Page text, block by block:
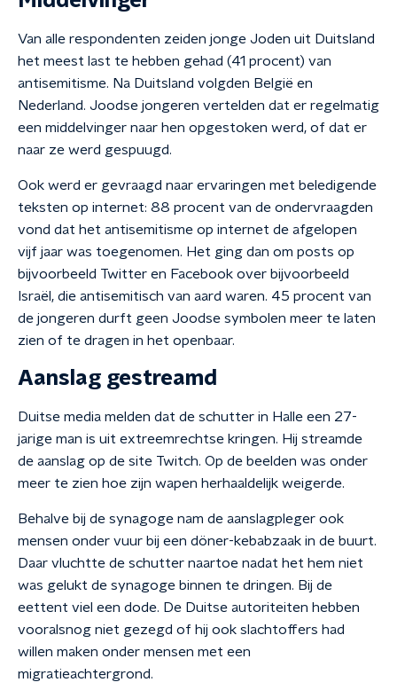
Van alle respondenten zeiden jonge Joden uit Duitsland
het meest last te hebben gehad (41 procent) van
antisemitisme. Na Duitsland volgden België en
Nederland. Joodse jongeren vertelden dat er regelmatig
een middelvinger naar hen opgestoken werd, of dat er
naar ze werd gespuugd.
Ook werd er gevraagd naar ervaringen met beledigende
teksten op internet: 88 procent van de ondervraagden
vond dat het antisemitisme op internet de afgelopen
vijf jaar was toegenomen. Het ging dan om posts op
bijvoorbeeld Twitter en Facebook over bijvoorbeeld
Israël, die antisemitisch van aard waren. 45 procent van
de jongeren durft geen Joodse symbolen meer te laten
zien of te dragen in het openbaar.
Aanslag gestreamd
Duitse media melden dat de schutter in Halle een 27-
jarige man is uit extreemrechtse kringen. Hij streamde
de aanslag op de site Twitch. Op de beelden was onder
meer te zien hoe zijn wapen herhaaldelijk weigerde.
Behalve bij de synagoge nam de aanslagpleger ook
mensen onder vuur bij een döner-kebabzaak in de buurt.
Daar vluchtte de schutter naartoe nadat het hem niet
was gelukt de synagoge binnen te dringen. Bij de
eettent viel een dode. De Duitse autoriteiten hebben
vooralsnog niet gezegd of hij ook slachtoffers had
willen maken onder mensen met een
migratieachtergrond.